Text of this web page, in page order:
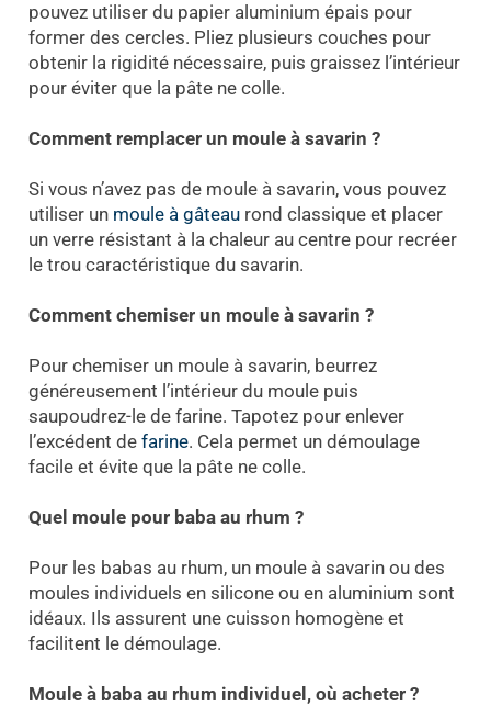
pouvez utiliser du papier aluminium épais pour
former des cercles. Pliez plusieurs couches pour
obtenir la rigidité nécessaire, puis graissez l’intérieur
pour éviter que la pâte ne colle.
Comment remplacer un moule à savarin ?
Si vous n’avez pas de moule à savarin, vous pouvez
utiliser un moule à gâteaurond classique et placer
un verre résistant à la chaleur au centre pour recréer
le trou caractéristique du savarin.
Comment chemiser un moule à savarin ?
Pour chemiser un moule à savarin, beurrez
généreusement l’intérieur du moule puis
saupoudrez-le de farine. Tapotez pour enlever
l’excédent de farine. Cela permet un démoulage
facile et évite que la pâte ne colle.
Quel moule pour baba au rhum ?
Pour les babas au rhum, un moule à savarin ou des
moules individuels en silicone ou en aluminium sont
idéaux. Ils assurent une cuisson homogène et
facilitent le démoulage.
Moule à baba au rhum individuel, où acheter ?